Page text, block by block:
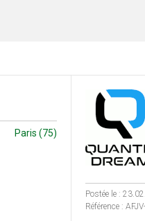
Postée le :
Référence :
Paris (75)